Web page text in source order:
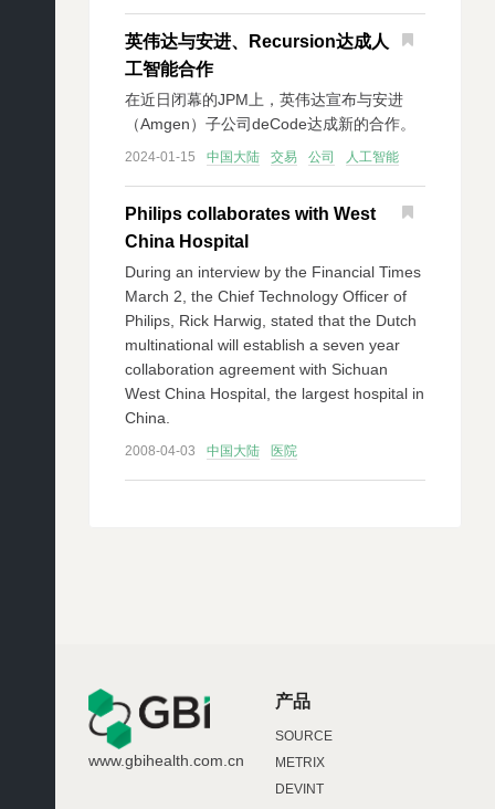
英伟达与安进、Recursion达成人
工智能合作
在近日闭幕的JPM上，英伟达宣布与安进
（Amgen）子公司deCode达成新的合作。
2024-01-15 中国大陆 交易 公司 人工智能
Philips collaborates with West
China Hospital
During an interview by the Financial Times
March 2, the Chief Technology Officer of
Philips, Rick Harwig, stated that the Dutch
multinational will establish a seven year
collaboration agreement with Sichuan
West China Hospital, the largest hospital in
China.
2008-04-03 中国大陆 医院
www.gbihealth.com.cn
产品
SOURCE
METRIX
DEVINT